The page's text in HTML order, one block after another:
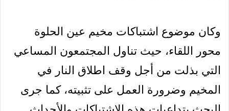
وكان موضوع اشتباكات مخيم عين الحلوة
محور اللقاء، حيث تناول المجتمعون المساعي
التي بذلت من أجل وقف اطلاق النار في
المخيم وضرورة العمل على تثبيته، كما جرى